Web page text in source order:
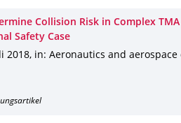
Collision Risk in Complex TMA
Safety Case
2018, in: Aeronautics and aerospace